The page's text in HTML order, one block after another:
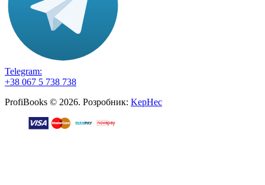
Telegram:
+38 067 5 738 738
ProfiBooks © 2026. Розробник: KepHec